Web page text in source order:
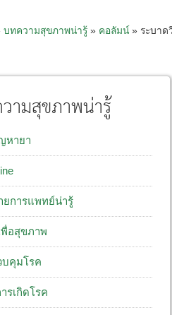
บทความสุขภาพน่ารู้» คอลัมน์» ระบาด
ามสุขภาพน่ารู้
หายา
ยการแพทย์น่ารู้
พื่อสุขภาพ
บคุมโรค
รเกิดโรค